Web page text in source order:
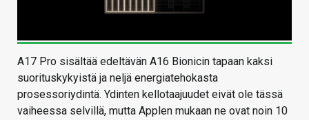
A17 Pro sisältää edeltävän A16 Bionicin tapaan kaksi
suorituskykyistä ja neljä energiatehokasta
prosessoriydintä. Ydinten kellotaajuudet eivät ole tässä
vaiheessa selvillä, mutta Applen mukaan ne ovat noin 10